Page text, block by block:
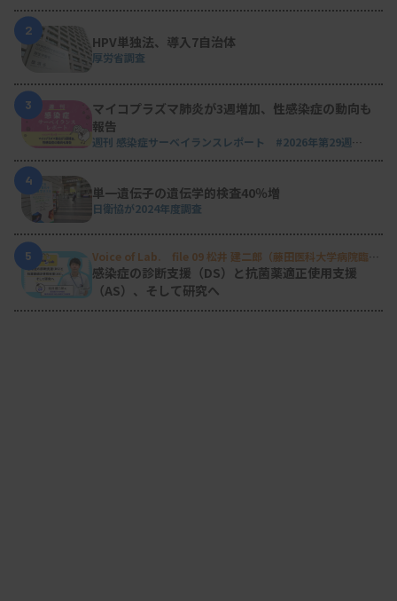
2
HPV単独法、導入7自治体
厚労省調査
3
マイコプラズマ肺炎が3週増加、性感染症の動向も
報告
週刊 感染症サーベイランスレポート #2026年第29週
4
単一遺伝子の遺伝学的検査40％増
日衛協が2024年度調査
5
Voice of Lab. file 09 松井 建二郎（藤田医科大学病院臨床
検査部微生物遺伝子検査室）
感染症の診断支援（DS）と抗菌薬適正使用支援
（AS）、そして研究へ